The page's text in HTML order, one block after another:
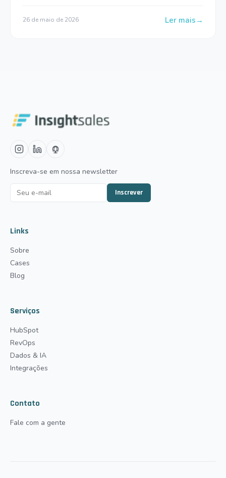
26 de maio de 2026 Ler mais
: Guia de AEO
Inscreva-se em nossa newsletter
Inscrever
Links
Sobre
Cases
Blog
Serviços
HubSpot
RevOps
Dados & IA
Integrações
Contato
Fale com a gente